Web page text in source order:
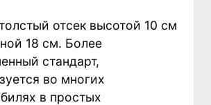
отсек высотой 10 см
18 см. Более
стандарт,
во многих
в простых